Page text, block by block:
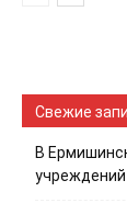
Свежие
В
учреждений